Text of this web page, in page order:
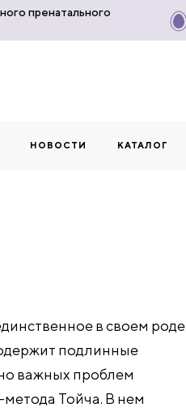
пренатального
НОВОСТИ КАТАЛОГ
в своем роде
подлинные
важных проблем
Тойча. В нем